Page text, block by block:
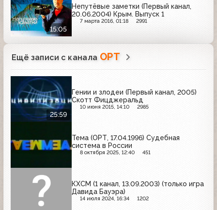
15:05
Непутёвые заметки (Первый канал,
20.06.2004) Крым. Выпуск 1
7 марта 2016, 01:18 2991
Ещё записи с канала ОРТ
25:59
Гении и злодеи (Первый канал, 2005)
Скотт Фицджеральд
10 июня 2015, 14:10 2985
Тема (ОРТ, 17.04.1996) Судебная
система в России
8 октября 2025, 12:40 451
КХСМ (1 канал, 13.09.2003) (только игра
Давида Бауэра)
14 июля 2024, 16:34 1202